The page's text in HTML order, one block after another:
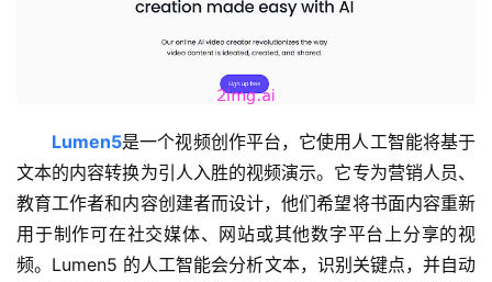
Lumen5是一个视频创作平台，它使用人工智能将基于
文本的内容转换为引人入胜的视频演示。它专为营销人员、
教育工作者和内容创建者而设计，他们希望将书面内容重新
用于制作可在社交媒体、网站或其他数字平台上分享的视
频。Lumen5 的人工智能会分析文本，识别关键点，并自动